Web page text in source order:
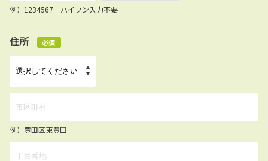
例）1234567 ハイフン入力不要
住所 必須
例）豊田区東豊田